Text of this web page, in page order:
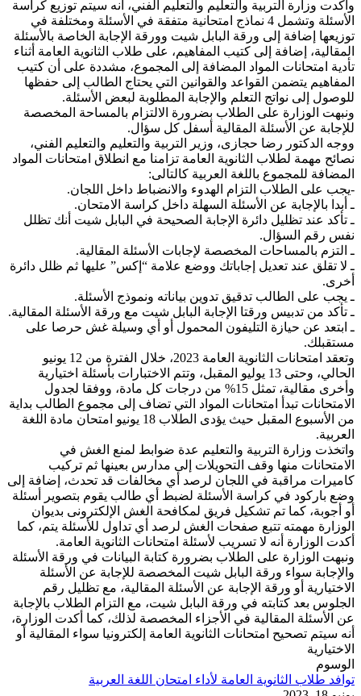
وأكدت وزارة التربية والتعليم والتعليم الفني، أنه سيتم توزيع كراسة
الأسئلة وتشمل 4 نماذج امتحانية متفقة في الأسئلة ومختلفة في
توزيعها إضافة إلى ورقة البابل شيت وورقة الإجابة الخاصة بالأسئلة
المقالية، إضافة إلى كتيب المفاهيم، على طلاب الثانوية العامة أثناء
تأدية امتحانات المواد المضافة إلى المجموع، مشددة على أن كتيب
المفاهيم يتضمن القواعد والقوانين التي يحتاج الطالب إلى حفظها
للوصول إلى نواتج التعلم والإجابة المطلوبة لبعض الأسئلة.
ونبهت الوزارة على الطلاب بضرورة الالتزام بالمساحة المخصصة
للإجابة عن الأسئلة المقالية أسفل كل سؤال.
ووجه الدكتور رضا حجازى، وزير التربية والتعليم والتعليم الفني،
نصائح مهمة لطلاب الثانوية العامة تزامنا مع انطلاق امتحانات المواد
المضافة للمجموع باللغة العربية كالتالى:
-يجب على الطلاب التزام الهدوء والانضباط داخل اللجان.
ـ أبدا بالإجابة عن الأسئلة السهلة داخل كراسة الامتحان.
ـ تأكد عند تظليل دائرة الإجابة الصحيحة في البابل شيت أنك تظلل
نفس رقم السؤال.
ـ التزم بالمساحات المخصصة لإجابات الأسئلة المقالية.
ـ لا تقلق عند تعديل إجاباتك ووضع علامة “إكس” عليها ثم ظلل دائرة
أخرى.
ـ يجب على الطالب تدقيق تدوين بياناته ونموذج الأسئلة.
ـ تأكد من تدبيس ورقتا الإجابة البابل شيت مع ورقة الأسئلة المقالية.
ـ ابتعد عن حيازة التليفون المحمول أو أي وسيلة غش حرصا على
مستقبلك.
وتعقد امتحانات الثانوية العامة 2023، خلال الفترة من 12 يونيو
الحالي، وحتى 13 يوليو المقبل، وتتم الاختبارات بأسئلة اختيارية
وأخرى مقالية، تمثل 15% من درجات كل مادة، ووفقا لجدول
الامتحانات تبدأ امتحانات المواد التي تضاف إلى مجموع الطالب بداية
من الأسبوع المقبل حيث يؤدى الطلاب 18 يونيو امتحان مادة اللغة
العربية.
واتخذت وزارة التربية والتعليم عدة ضوابط لمنع الغش في
الامتحانات منها وقف التحويلات إلى مدارس بعينها ثم تركيب
كاميرات مراقبة في اللجان لرصد أي مخالفات قد تحدث، إضافة إلى
وضع باركود في كراسة الأسئلة لضبط أي طالب يقوم بتصوير أسئلة
أو أجوبة، كما تم تشكيل فريق لمكافحة الغش الإلكترونى بديوان
الوزارة مهمته تتبع صفحات الغش لرصد أي تداول للأسئلة يتم، كما
أكدت الوزارة أنه لا تسريب لأسئلة امتحانات الثانوية العامة.
ونبهت الوزارة على الطلاب بضرورة كتابة البيانات في ورقة الأسئلة
والإجابة سواء ورقة البابل شيت المخصصة للإجابة عن الأسئلة
الاختيارية أو ورقة الإجابة عن الأسئلة المقالية، مع تظليل رقم
الجلوس بعد كتابته في ورقة البابل شيت، مع التزام الطلاب بالإجابة
عن الأسئلة المقالية في الأجزاء المخصصة لذلك، كما أكدت الوزارة،
أنه سيتم تصحيح امتحانات الثانوية العامة إلكترونيا سواء المقالية أو
الاختيارية
الوسوم
توافد طلاب الثانوية العامة لأداء امتحان اللغة العربية